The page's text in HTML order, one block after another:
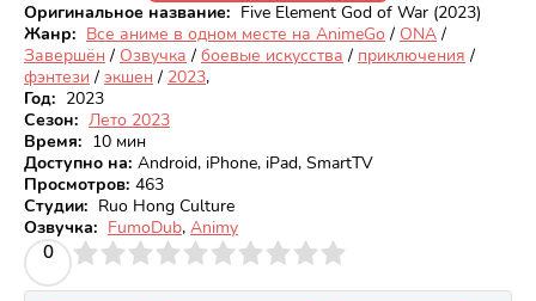
Оригинальное название: Five Element God of War (2023)
Жанр: Все аниме в одном месте на AnimeGo / ONA /
Завершён / Озвучка / боевые искусства / приключения /
фэнтези / экшен / 2023,
Год: 2023
Сезон: Лето 2023
Время: 10 мин
Доступно на: Android, iPhone, iPad, SmartTV
Просмотров: 463
Студии: Ruo Hong Culture
Озвучка: FumoDub, Animy
0
4 5 6 7 8 9 10